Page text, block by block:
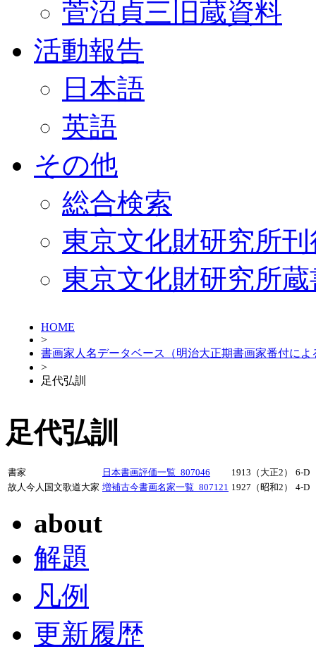
菅沼貞三旧蔵資料
活動報告
日本語
英語
その他
総合検索
東京文化財研究所
東京文化財研究所
HOME
>
書画家人名データベース（明治大正期書画家番付によ
>
足代弘訓
足代弘訓
書家 日本書画評価一覧_807046 1913（大正2）
6-D
故人今人国文歌道大家 増補古今書画名家一覧_807121 1927（昭和2） 4-D
about
解題
凡例
更新履歴